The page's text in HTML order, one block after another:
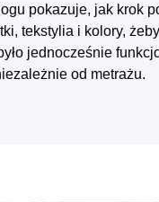
pokazuje, jak krok
tekstylia i kolory, żeby
jednocześnie
od metrażu.